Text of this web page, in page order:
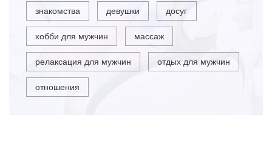
знакомства девушки досуг
хобби для мужчин массаж
релаксация для мужчин отдых для мужчин
отношения